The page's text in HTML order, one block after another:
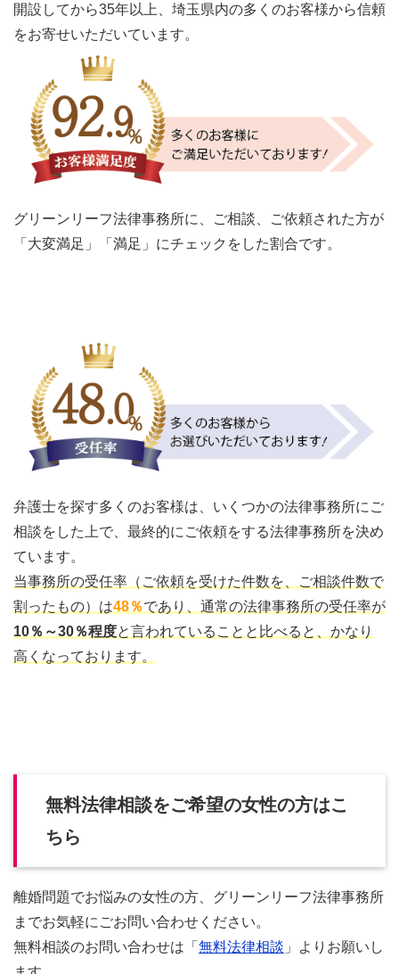
開設してから35年以上、埼玉県内の多くのお客様から信頼
をお寄せいただいています。
グリーンリーフ法律事務所に、ご相談、ご依頼された方が
「大変満足」「満足」にチェックをした割合です。
弁護士を探す多くのお客様は、いくつかの法律事務所にご
相談をした上で、最終的にご依頼をする法律事務所を決め
ています。
当事務所の受任率（ご依頼を受けた件数を、ご相談件数で
割ったもの）は48％であり、通常の法律事務所の受任率が
10％～30％程度と言われていることと比べると、かなり
高くなっております。
無料法律相談をご希望の女性の方はこ
ちら
離婚問題でお悩みの女性の方、グリーンリーフ法律事務所
までお気軽にごお問い合わせください。
無料相談のお問い合わせは「 無料法律相談 」よりお願いし